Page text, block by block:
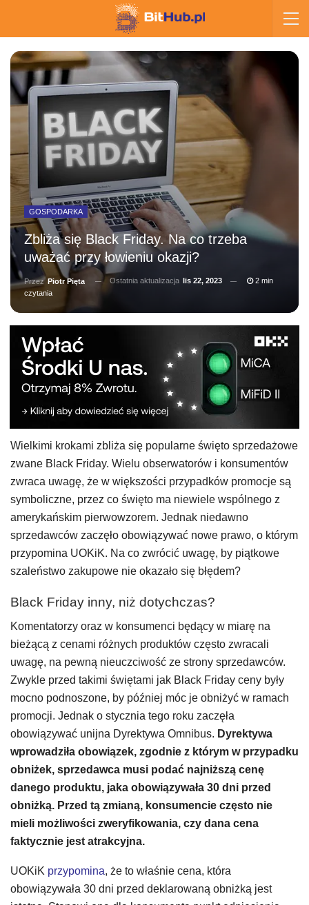
GOSPODARKA
Zbliża się Black Friday. Na co trzeba
uważać przy łowieniu okazji?
Przez Piotr Pięta Ostatnia aktualizacja lis 22, 2023
2 min
czytania
Wielkimi krokami zbliża się popularne święto sprzedażowe
zwane Black Friday. Wielu obserwatorów i konsumentów
zwraca uwagę, że w większości przypadków promocje są
symboliczne, przez co święto ma niewiele wspólnego z
amerykańskim pierwowzorem. Jednak niedawno
sprzedawców zaczęło obowiązywać nowe prawo, o którym
przypomina UOKiK. Na co zwrócić uwagę, by piątkowe
szaleństwo zakupowe nie okazało się błędem?
Black Friday inny, niż dotychczas?
Komentatorzy oraz w konsumenci będący w miarę na
bieżącą z cenami różnych produktów często zwracali
uwagę, na pewną nieuczciwość ze strony sprzedawców.
Zwykle przed takimi świętami jak Black Friday ceny były
mocno podnoszone, by później móc je obniżyć w ramach
promocji. Jednak o stycznia tego roku zaczęła
obowiązywać unijna Dyrektywa Omnibus. Dyrektywa
wprowadziła obowiązek, zgodnie z którym w przypadku
obniżek, sprzedawca musi podać najniższą cenę
danego produktu, jaka obowiązywała 30 dni przed
obniżką. Przed tą zmianą, konsumencie często nie
mieli możliwości zweryfikowania, czy dana cena
faktycznie jest atrakcyjna.
UOKiK przypomina, że to właśnie cena, która
obowiązywała 30 dni przed deklarowaną obniżką jest